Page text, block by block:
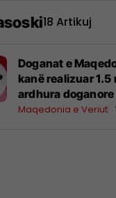
18 Artikuj
Doganat e
kanë realizuar 1.5
ardhura doganore
Maqedonia e Veriut